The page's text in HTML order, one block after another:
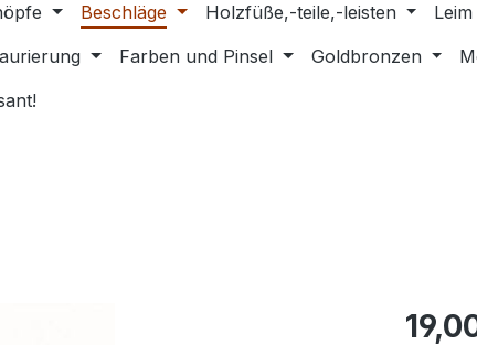
Beschläge Holzfüße,-teile,-leisten Leim
Farben und Pinsel Goldbronzen